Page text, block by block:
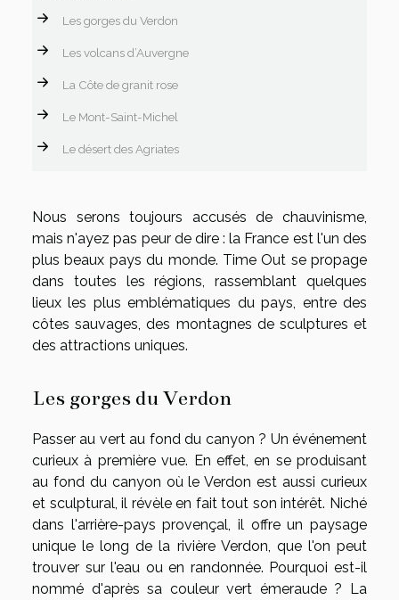
Les gorges du Verdon
Les volcans d’Auvergne
La Côte de granit rose
Le Mont-Saint-Michel
Le désert des Agriates
Nous serons toujours accusés de chauvinisme,
mais n'ayez pas peur de dire : la France est l'un des
plus beaux pays du monde. Time Out se propage
dans toutes les régions, rassemblant quelques
lieux les plus emblématiques du pays, entre des
côtes sauvages, des montagnes de sculptures et
des attractions uniques.
Les gorges du Verdon
Passer au vert au fond du canyon ? Un événement
curieux à première vue. En effet, en se produisant
au fond du canyon où le Verdon est aussi curieux
et sculptural, il révèle en fait tout son intérêt. Niché
dans l'arrière-pays provençal, il offre un paysage
unique le long de la rivière Verdon, que l'on peut
trouver sur l'eau ou en randonnée. Pourquoi est-il
nommé d'après sa couleur vert émeraude ? La